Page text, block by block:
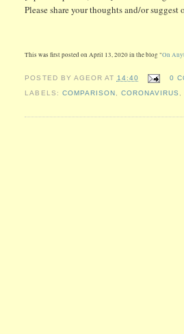
Please share your thoughts and/or
This was first posted on April 13, 2020 in the blog "On
POSTED BY AGEOR AT 14:40
0
LABELS: COMPARISON CORONAVIRUS